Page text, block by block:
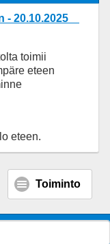
- 20.10.2025
toimii
eteen
eteen.
Toiminto